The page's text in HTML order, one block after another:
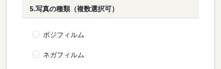
5.写真の種類（複数選択可）
ポジフィルム
ネガフィルム